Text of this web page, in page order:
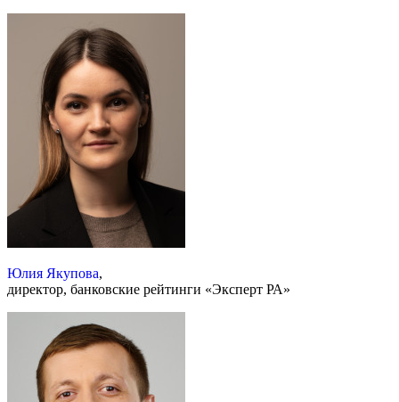
Юлия Якупова,
директор, банковские рейтинги «Эксперт РА»